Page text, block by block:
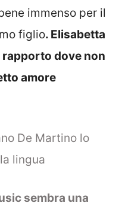
immenso per il
figlio. Elisabetta
dove non
amore
De Martino lo
lingua
sembra una